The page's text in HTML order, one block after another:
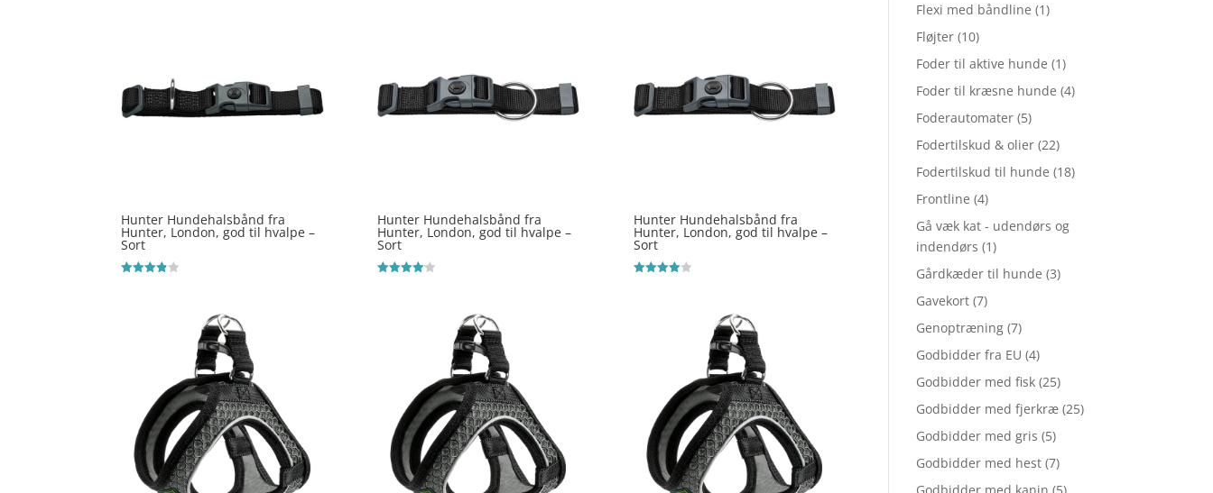
Hunter Hundehalsbånd fra
Hunter, London, god til hvalpe –
Sort
Hunter Hundehalsbånd fra
Hunter, London, god til hvalpe –
Sort
Hunter Hundehalsbånd fra
Hunter, London, god til hvalpe –
Sort
Flexi med båndline (1)
Fløjter (10)
Foder til aktive hunde (1)
Foder til kræsne hunde (4)
Foderautomater (5)
Fodertilskud & olier (22)
Fodertilskud til hunde (18)
Frontline (4)
Gå væk kat - udendørs og
indendørs (1)
Gårdkæder til hunde (3)
Gavekort (7)
Genoptræning (7)
Godbidder fra EU (4)
Godbidder med fisk (25)
Godbidder med fjerkræ (25)
Godbidder med gris (5)
Godbidder med hest (7)